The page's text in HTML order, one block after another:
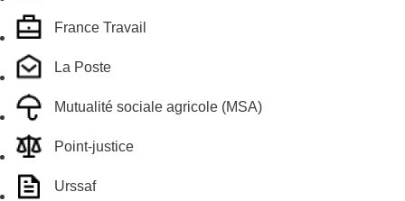
France Travail
La Poste
Mutualité sociale agricole (MSA)
Point-justice
Urssaf